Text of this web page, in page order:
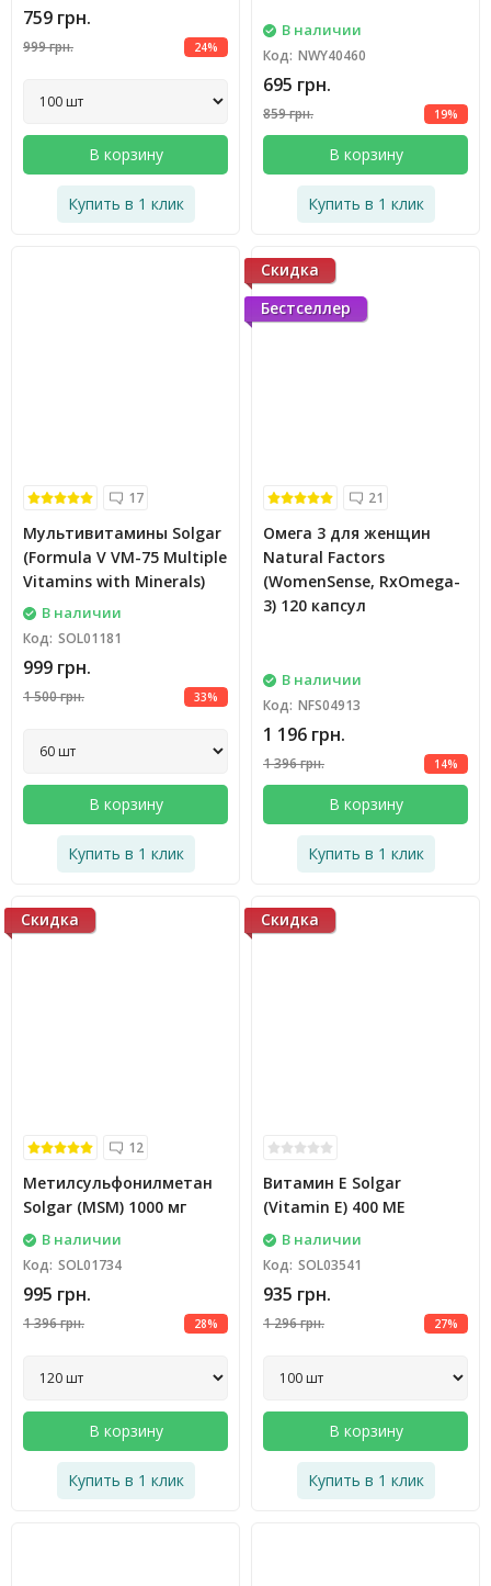
759 грн.
999 грн. 24%
В корзину
Купить в 1 клик
В наличии
Код: NWY40460
695 грн.
859 грн. 19%
В корзину
Купить в 1 клик
17
Мультивитамины Solgar
(Formula V VM-75 Multiple
Vitamins with Minerals)
В наличии
Код: SOL01181
999 грн.
1 500 грн. 33%
В корзину
Купить в 1 клик
Скидка
Бестселлер
21
Омега 3 для женщин
Natural Factors
(WomenSense, RxOmega-
3) 120 капсул
В наличии
Код: NFS04913
1 196 грн.
1 396 грн. 14%
В корзину
Купить в 1 клик
Скидка
12
Метилсульфонилметан
Solgar (MSM) 1000 мг
В наличии
Код: SOL01734
995 грн.
1 396 грн. 28%
В корзину
Купить в 1 клик
Скидка
Витамин E Solgar
(Vitamin E) 400 ME
В наличии
Код: SOL03541
935 грн.
1 296 грн. 27%
В корзину
Купить в 1 клик